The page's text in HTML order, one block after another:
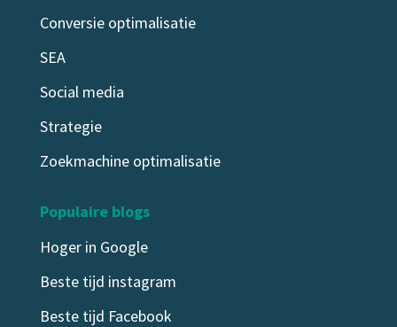
Conversie optimalisatie
SEA
Social media
Strategie
Zoekmachine optimalisatie
Populaire blogs
Hoger in Google
Beste tijd instagram
Beste tijd Facebook